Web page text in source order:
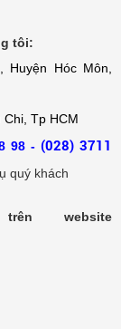
tôi:
Hóc Môn,
Chi, Tp HCM
98 - (028) 3711
quý khách
website